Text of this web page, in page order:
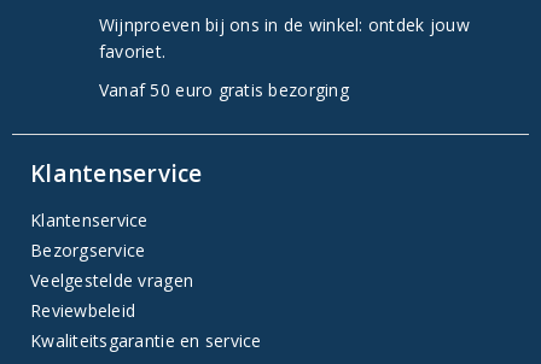
Wijnproeven bij ons in de winkel: ontdek jouw
favoriet.
Vanaf 50 euro gratis bezorging
Klantenservice
Klantenservice
Bezorgservice
Veelgestelde vragen
Reviewbeleid
Kwaliteitsgarantie en service